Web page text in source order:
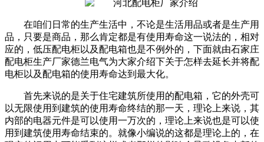
在咱们日常的生产生活中，不论是生活用品或者是生产用
品，只要是商品，那么肯定都是有使用寿命这一说法的，相对
应的，低压配电柜以及配电箱也是不例外的，下面就由石家庄
配电柜生产厂家德兰电气为大家介绍下关于怎样去延长并将配
电柜以及配电箱的使用寿命达到最大化。
首先来说的是关于住宅建筑所使用的配电箱，它的外壳可
以无限使用到建筑的使用寿命终结的那一天，理论上来说，其
内部的电器元件是可以使用一万次的，理论上来说也是可以使
用到建筑使用寿命结束的。就像小编说的这都是理论上的，在